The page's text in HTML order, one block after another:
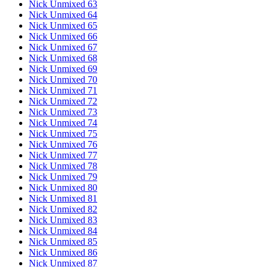
Nick Unmixed 63
Nick Unmixed 64
Nick Unmixed 65
Nick Unmixed 66
Nick Unmixed 67
Nick Unmixed 68
Nick Unmixed 69
Nick Unmixed 70
Nick Unmixed 71
Nick Unmixed 72
Nick Unmixed 73
Nick Unmixed 74
Nick Unmixed 75
Nick Unmixed 76
Nick Unmixed 77
Nick Unmixed 78
Nick Unmixed 79
Nick Unmixed 80
Nick Unmixed 81
Nick Unmixed 82
Nick Unmixed 83
Nick Unmixed 84
Nick Unmixed 85
Nick Unmixed 86
Nick Unmixed 87